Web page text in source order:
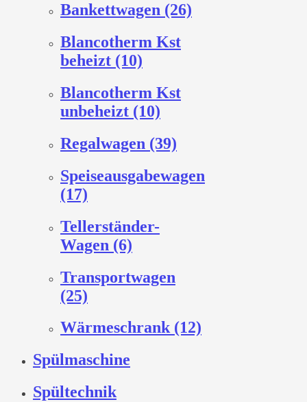
Bankettwagen (26)
Blancotherm Kst
beheizt (10)
Blancotherm Kst
unbeheizt (10)
Regalwagen (39)
Speiseausgabewagen
(17)
Tellerständer-
Wagen (6)
Transportwagen
(25)
Wärmeschrank (12)
Spülmaschine
Spültechnik